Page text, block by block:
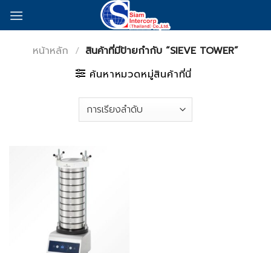
หน้าหลัก / สินค้าที่มีป้ายกำกับ “SIEVE TOWER”
ค้นหาหมวดหมู่สินค้าที่นี่